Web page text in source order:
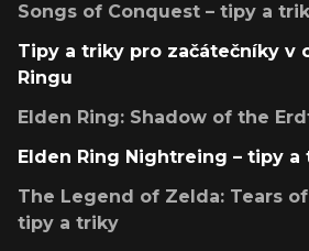
Songs of Conquest – tipy a
Tipy a triky pro začátečníky v
Ringu
Elden Ring: Shadow of the
Elden Ring Nightreing – tipy a
The Legend of Zelda: Tears
tipy a triky